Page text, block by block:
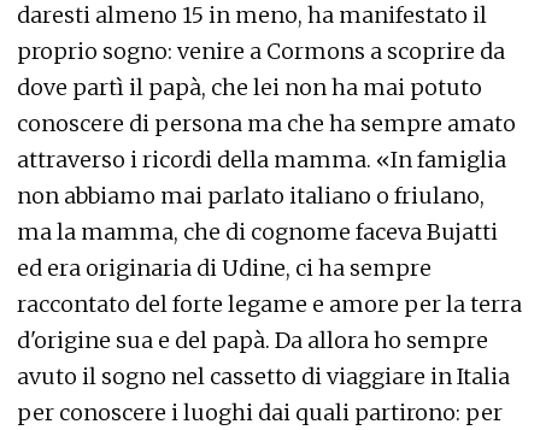
daresti almeno 15 in meno, ha manifestato il
proprio sogno: venire a Cormons a scoprire da
dove partì il papà, che lei non ha mai potuto
conoscere di persona ma che ha sempre amato
attraverso i ricordi della mamma. «In famiglia
non abbiamo mai parlato italiano o friulano,
ma la mamma, che di cognome faceva Bujatti
ed era originaria di Udine, ci ha sempre
raccontato del forte legame e amore per la terra
d'origine sua e del papà. Da allora ho sempre
avuto il sogno nel cassetto di viaggiare in Italia
per conoscere i luoghi dai quali partirono: per